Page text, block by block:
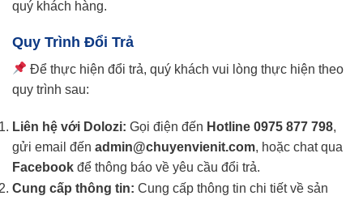
quý khách hàng.
Quy Trình Đổi Trả
Để thực hiện đổi trả, quý khách vui lòng thực hiện theo
quy trình sau:
Liên hệ với Dolozi: Gọi điện đến Hotline 0975 877 798,
gửi email đến admin@chuyenvienit.com, hoặc chat qua
Facebook để thông báo về yêu cầu đổi trả.
Cung cấp thông tin: Cung cấp thông tin chi tiết về sản